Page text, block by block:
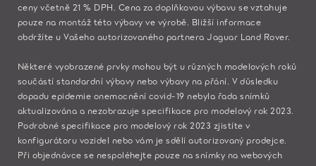
ceny včetně 21 % DPH. Cena za doplňkovou výbavu se vztahuje
pouze na montáž této výbavy ve výrobě. Bližší informace
obdržíte u Vašeho autorizovaného partnera Jaguar Land Rover.​
Některé vyobrazené prvky mohou být u různých modelových roků
součástí standardní výbavy nebo výbavy na přání. V důsledku
dopadu epidemie onemocnění covid-19 nebyla řada snímků
aktualizována a nezobrazuje specifikace pro modelový rok 2023.
Podrobné specifikace pro modelový rok 2023 zjistíte v
konfigurátoru vozidel nebo vám je sdělí autorizovaný prodejce.
Při objednávce se nespoléhejte pouze na snímky na webových